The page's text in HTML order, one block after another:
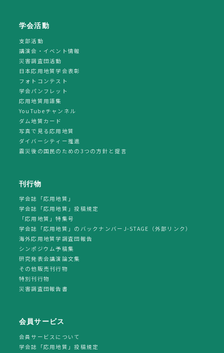
学会活動
支部活動
講演会・イベント情報
災害調査団活動
日本応用地質学会表彰
フォトコンテスト
学会パンフレット
応用地質用語集
YouTubeチャンネル
ダム地質カード
写真で見る応用地質
ダイバーシティー推進
震災後の国民のための3つの方針と提言
刊行物
学会誌「応用地質」
学会誌「応用地質」投稿規定
「応用地質」特集号
学会誌「応用地質」のバックナンバーJ-STAGE（外部リンク）
海外応用地質学調査団報告
シンポジウム予稿集
研究発表会講演論文集
その他販売刊行物
特別刊行物
災害調査団報告書
会員サービス
会員サービスについて
学会誌「応用地質」投稿規定